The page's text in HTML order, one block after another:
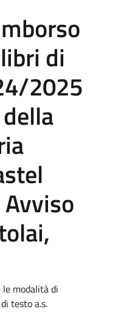
di
2025
modalità di
testo a.s.